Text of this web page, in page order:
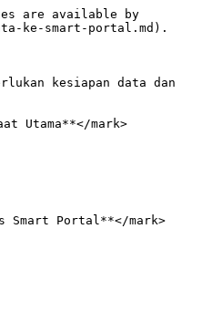
are available by
ke-smart-portal.md).
kesiapan data dan
Utama**</mark>
Smart Portal**</mark>